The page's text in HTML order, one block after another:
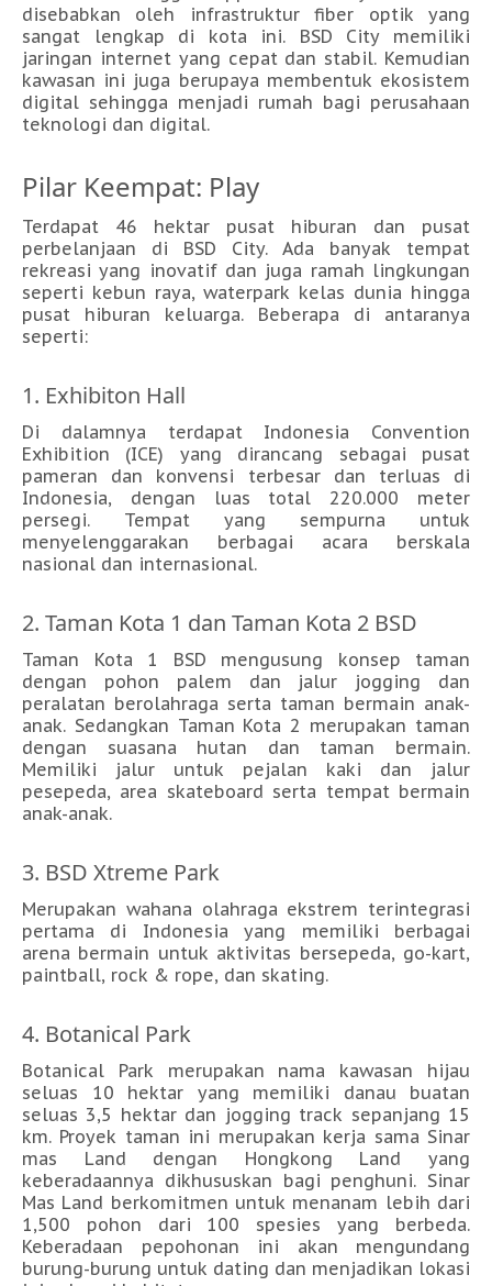
disebabkan oleh infrastruktur fiber optik yang
sangat lengkap di kota ini. BSD City memiliki
jaringan internet yang cepat dan stabil. Kemudian
kawasan ini juga berupaya membentuk ekosistem
digital sehingga menjadi rumah bagi perusahaan
teknologi dan digital.
Pilar Keempat: Play
Terdapat 46 hektar pusat hiburan dan pusat
perbelanjaan di BSD City. Ada banyak tempat
rekreasi yang inovatif dan juga ramah lingkungan
seperti kebun raya, waterpark kelas dunia hingga
pusat hiburan keluarga. Beberapa di antaranya
seperti:
1. Exhibiton Hall
Di dalamnya terdapat Indonesia Convention
Exhibition (ICE) yang dirancang sebagai pusat
pameran dan konvensi terbesar dan terluas di
Indonesia, dengan luas total 220.000 meter
persegi. Tempat yang sempurna untuk
menyelenggarakan berbagai acara berskala
nasional dan internasional.
2. Taman Kota 1 dan Taman Kota 2 BSD
Taman Kota 1 BSD mengusung konsep taman
dengan pohon palem dan jalur jogging dan
peralatan berolahraga serta taman bermain anak-
anak. Sedangkan Taman Kota 2 merupakan taman
dengan suasana hutan dan taman bermain.
Memiliki jalur untuk pejalan kaki dan jalur
pesepeda, area skateboard serta tempat bermain
anak-anak.
3. BSD Xtreme Park
Merupakan wahana olahraga ekstrem terintegrasi
pertama di Indonesia yang memiliki berbagai
arena bermain untuk aktivitas bersepeda, go-kart,
paintball, rock & rope, dan skating.
4. Botanical Park
Botanical Park merupakan nama kawasan hijau
seluas 10 hektar yang memiliki danau buatan
seluas 3,5 hektar dan jogging track sepanjang 15
km. Proyek taman ini merupakan kerja sama Sinar
mas Land dengan Hongkong Land yang
keberadaannya dikhususkan bagi penghuni. Sinar
Mas Land berkomitmen untuk menanam lebih dari
1,500 pohon dari 100 spesies yang berbeda.
Keberadaan pepohonan ini akan mengundang
burung-burung untuk dating dan menjadikan lokasi